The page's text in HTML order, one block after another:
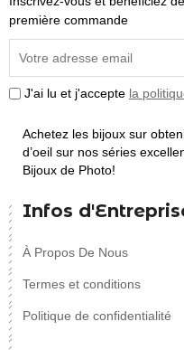
première commande
J'ai lu et j'accepte la
Achetez les bijoux sur
d’oeil sur nos séries
Bijoux de Photo!
Infos
À Propos De Nous
Termes et conditions
Politique de confidentialité